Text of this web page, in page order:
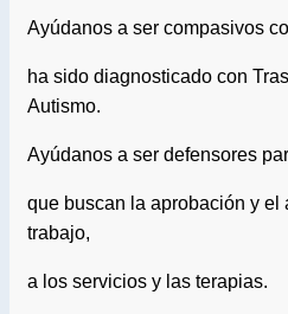
Ayúdanos a ser compasivos
ha sido diagnosticado con
Autismo.
Ayúdanos a ser defensores
que buscan la aprobación y el
trabajo,
a los servicios y las terapias.